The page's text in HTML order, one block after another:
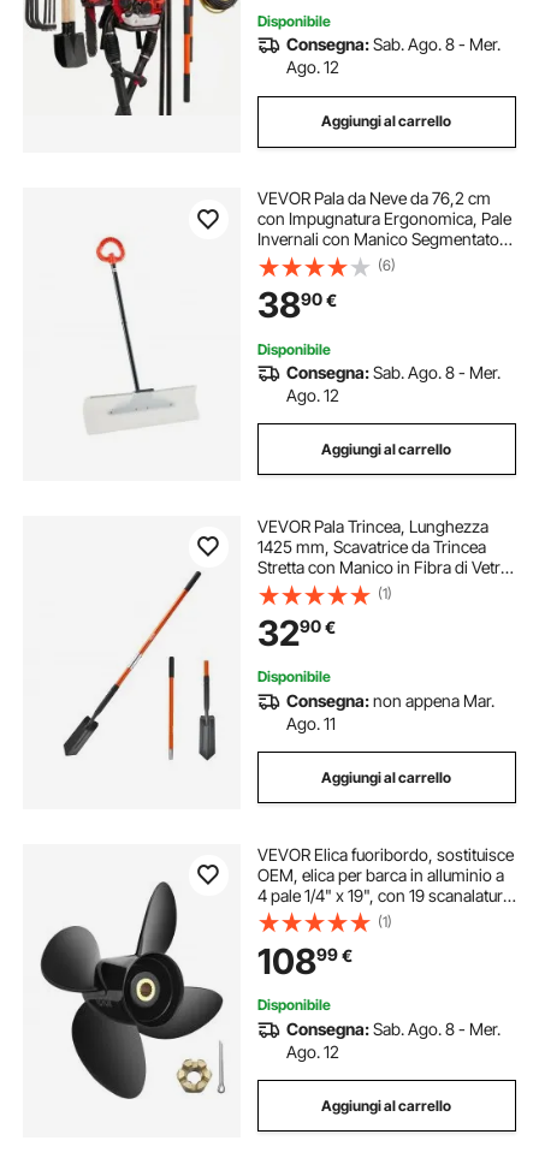
Disponibile
Consegna:Sab. Ago. 8 - Mer.
Ago. 12
Aggiungi al carrello
VEVOR Pala da Neve da 76,2 cm
con Impugnatura Ergonomica, Pale
Invernali con Manico Segmentato,
Striscia con Bordo in Metallo,
Strumento Portatile per Rimozione
della Neve per Vialetti, Giardino
(6)
3890€
Disponibile
Consegna:Sab. Ago. 8 - Mer.
Ago. 12
Aggiungi al carrello
VEVOR Pala Trincea, Lunghezza
1425 mm, Scavatrice da Trincea
Stretta con Manico in Fibra di Vetro
e Impugnatura Antiscivolo, per
Giardinaggio, Edilizia, Scavi e
Rimozione della Neve
(1)
3290€
Disponibile
Consegna:non appena Mar.
Ago. 11
Aggiungi al carrello
VEVOR Elica fuoribordo, sostituisce
OEM, elica per barca in alluminio a
4 pale 1/4" x 19", con 19 scanalature
dei denti, accessori per barche elica
di ricambio
(1)
10899€
Disponibile
Consegna:Sab. Ago. 8 - Mer.
Ago. 12
Aggiungi al carrello